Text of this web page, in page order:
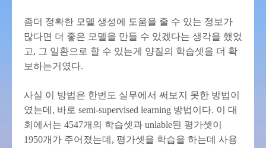
좀더 정확한 모델 생성에 도움을 줄 수 있는 정보가
많다면 더 좋은 모델을 만들 수 있겠다는 생각을 했었
고, 그 일환으로 할 수 있는게 양질의 학습셋을 더 확
보하는거였다.
사실 이 방법은 한번도 실무에서 써보지 못한 방법이
였는데, 바로 semi-supervised learning 방법이다. 이 대
회에서는 4547개의 학습셋과 unlable된 평가셋이
1950개가 주어졌는데, 평가셋을 학습을 하는데 사용